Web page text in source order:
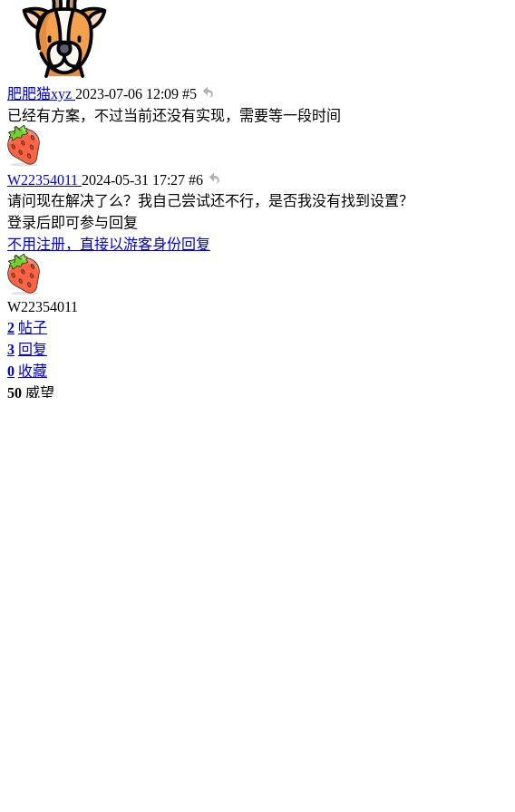
肥肥猫xyz 2023-07-06 12:09 #5
已经有方案，不过当前还没有实现，需要等一段时间
W22354011 2024-05-31 17:27 #6
请问现在解决了么？我自己尝试还不行，是否我没有找到设置？
登录后即可参与回复
不用注册，直接以游客身份回复
W22354011
2 帖子
3 回复
0 收藏
50 威望